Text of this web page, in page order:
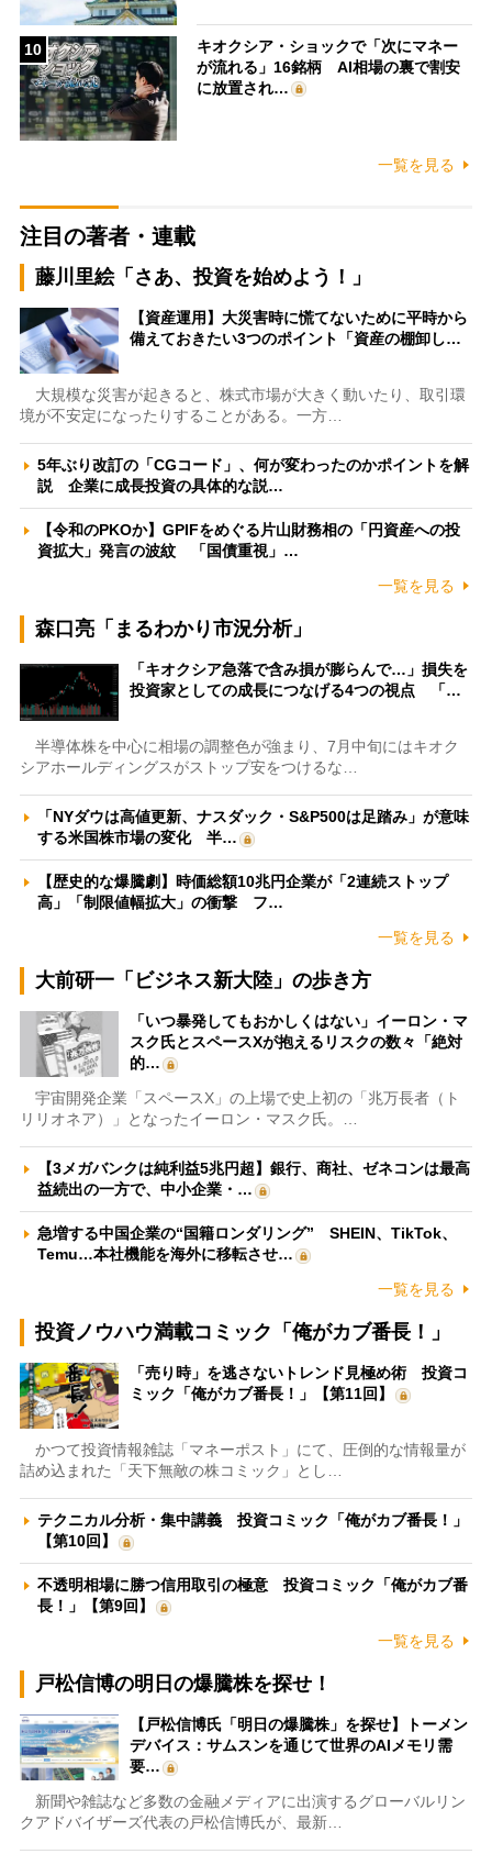
10
キオクシア・ショックで「次にマネー
が流れる」16銘柄 AI相場の裏で割安
に放置され…
一覧を見る
注目の著者・連載
藤川里絵「さあ、投資を始めよう！」
【資産運用】大災害時に慌てないために平時から
備えておきたい3つのポイント「資産の棚卸し…
大規模な災害が起きると、株式市場が大きく動いたり、取引環
境が不安定になったりすることがある。一方…
5年ぶり改訂の「CGコード」、何が変わったのかポイントを解
説 企業に成長投資の具体的な説…
【令和のPKOか】GPIFをめぐる片山財務相の「円資産への投
資拡大」発言の波紋 「国債重視」…
一覧を見る
森口亮「まるわかり市況分析」
「キオクシア急落で含み損が膨らんで…」損失を
投資家としての成長につなげる4つの視点 「…
半導体株を中心に相場の調整色が強まり、7月中旬にはキオク
シアホールディングスがストップ安をつけるな…
「NYダウは高値更新、ナスダック・S&P500は足踏み」が意味
する米国株市場の変化 半…
【歴史的な爆騰劇】時価総額10兆円企業が「2連続ストップ
高」「制限値幅拡大」の衝撃 フ…
一覧を見る
大前研一「ビジネス新大陸」の歩き方
「いつ暴発してもおかしくはない」イーロン・マ
スク氏とスペースXが抱えるリスクの数々「絶対
的…
宇宙開発企業「スペースX」の上場で史上初の「兆万長者（ト
リリオネア）」となったイーロン・マスク氏。…
【3メガバンクは純利益5兆円超】銀行、商社、ゼネコンは最高
益続出の一方で、中小企業・…
急増する中国企業の“国籍ロンダリング” SHEIN、TikTok、
Temu…本社機能を海外に移転させ…
一覧を見る
投資ノウハウ満載コミック「俺がカブ番長！」
「売り時」を逃さないトレンド見極め術 投資コ
ミック「俺がカブ番長！」【第11回】
かつて投資情報雑誌「マネーポスト」にて、圧倒的な情報量が
詰め込まれた「天下無敵の株コミック」とし…
テクニカル分析・集中講義 投資コミック「俺がカブ番長！」
【第10回】
不透明相場に勝つ信用取引の極意 投資コミック「俺がカブ番
長！」【第9回】
一覧を見る
戸松信博の明日の爆騰株を探せ！
【戸松信博氏「明日の爆騰株」を探せ】トーメン
デバイス：サムスンを通じて世界のAIメモリ需
要…
新聞や雑誌など多数の金融メディアに出演するグローバルリン
クアドバイザーズ代表の戸松信博氏が、最新…